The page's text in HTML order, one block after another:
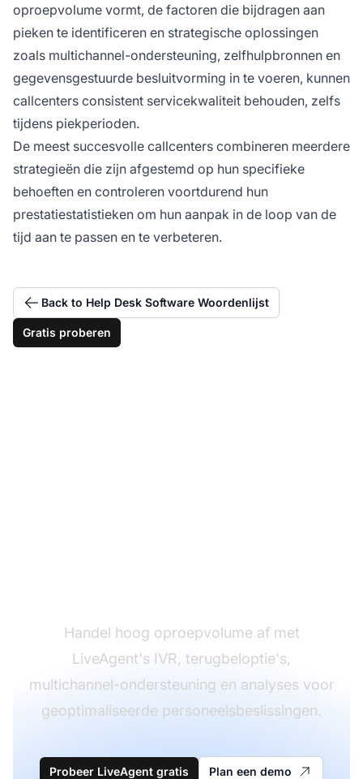
oproepvolume vormt, de factoren die bijdragen aan
pieken te identificeren en strategische oplossingen
zoals multichannel-ondersteuning, zelfhulpbronnen en
gegevensgestuurde besluitvorming in te voeren, kunnen
callcenters consistent servicekwaliteit behouden, zelfs
tijdens piekperioden.
De meest succesvolle callcenters combineren meerdere
strategieën die zijn afgestemd op hun specifieke
behoeften en controleren voortdurend hun
prestatiestatistieken om hun aanpak in de loop van de
tijd aan te passen en te verbeteren.
Back to Help Desk Software Woordenlijst
Gratis proberen
Handel hoog oproepvolume af met
LiveAgent's IVR, terugbeloptie's,
multichannel-ondersteuning en analyses voor
geoptimaliseerde personeelsbeslissingen.
Probeer LiveAgent gratis Plan een demo